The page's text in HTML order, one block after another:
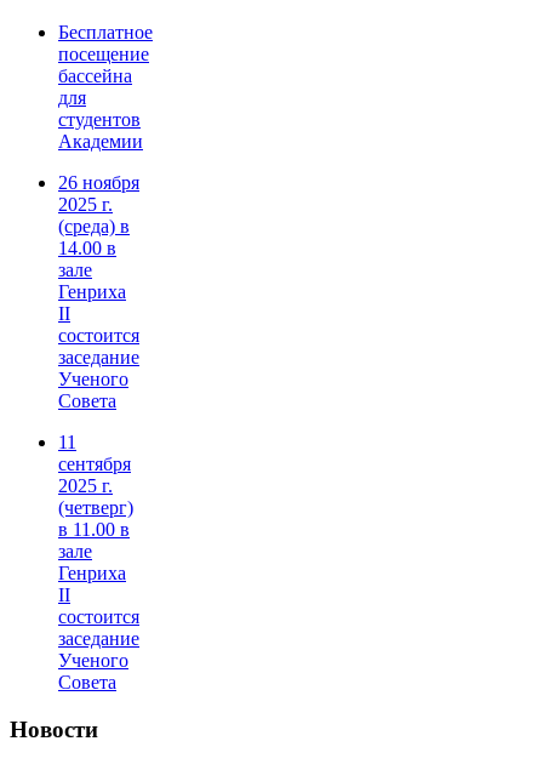
Бесплатное
посещение
бассейна
для
студентов
Академии
26 ноября
2025 г.
(среда) в
14.00 в
зале
Генриха
II
состоится
заседание
Ученого
Совета
11
сентября
2025 г.
(четверг)
в 11.00 в
зале
Генриха
II
состоится
заседание
Ученого
Совета
Новости